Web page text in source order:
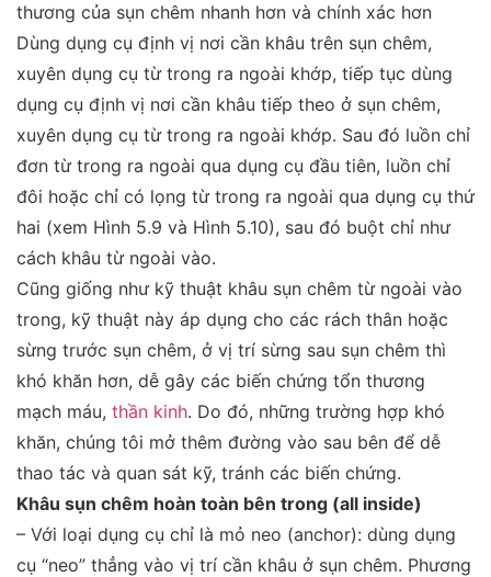
thương của sụn chêm nhanh hơn và chính xác hơn
Dùng dụng cụ định vị nơi cần khâu trên sụn chêm,
xuyên dụng cụ từ trong ra ngoài khớp, tiếp tục dùng
dụng cụ định vị nơi cần khâu tiếp theo ở sụn chêm,
xuyên dụng cụ từ trong ra ngoài khớp. Sau đó luồn chỉ
đơn từ trong ra ngoài qua dụng cụ đầu tiên, luồn chỉ
đôi hoặc chỉ có lọng từ trong ra ngoài qua dụng cụ thứ
hai (xem Hình 5.9 và Hình 5.10), sau đó buột chỉ như
cách khâu từ ngoài vào.
Cũng giống như kỹ thuật khâu sụn chêm từ ngoài vào
trong, kỹ thuật này áp dụng cho các rách thân hoặc
sừng trước sụn chêm, ở vị trí sừng sau sụn chêm thì
khó khăn hơn, dễ gây các biến chứng tổn thương
mạch máu, thần kinh. Do đó, những trường hợp khó
khăn, chúng tôi mở thêm đường vào sau bên để dễ
thao tác và quan sát kỹ, tránh các biến chứng.
Khâu sụn chêm hoàn toàn bên trong (all inside)
– Với loại dụng cụ chỉ là mỏ neo (anchor): dùng dụng
cụ “neo” thẳng vào vị trí cần khâu ở sụn chêm. Phương